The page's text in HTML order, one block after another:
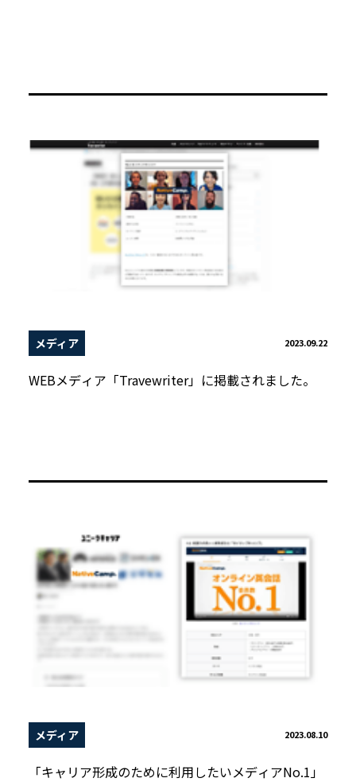
メディア 2023.09.22
WEBメディア「Travewriter」に掲載されました。
メディア 2023.08.10
「キャリア形成のために利用したいメディアNo.1」